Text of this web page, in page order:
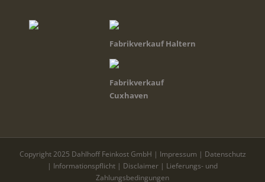
Fabrikverkauf Haltern
Fabrikverkauf
Cuxhaven
Copyright 2025 Dahlhoff Feinkost GmbH | Impressum | Datenschutz
| Informationspflicht | Disclaimer | Lieferungs- und
Zahlungsbedingungen